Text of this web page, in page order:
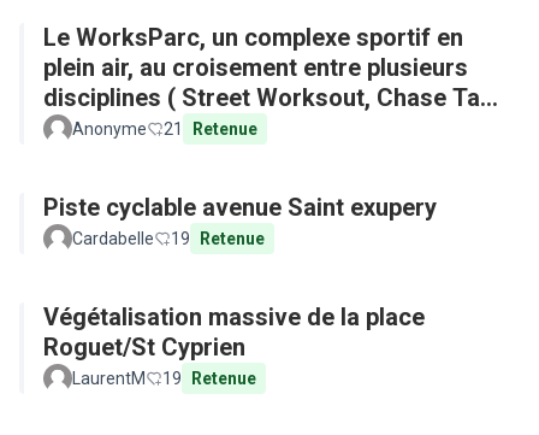
Le WorksParc, un complexe sportif en
plein air, au croisement entre plusieurs
disciplines ( Street Worksout, Chase Tag,
Parkour)
Anonyme 21 Retenue
Piste cyclable avenue Saint exupery
Cardabelle 19 Retenue
Végétalisation massive de la place
Roguet/St Cyprien
LaurentM 19 Retenue